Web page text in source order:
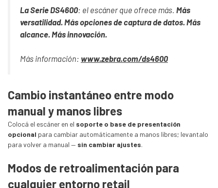
La Serie DS4600: el escáner que ofrece más. Más
versatilidad. Más opciones de captura de datos. Más
alcance. Más innovación.
Más información: www.zebra.com/ds4600
Cambio instantáneo entre modo
manual y manos libres
Colocá el escáner en el soporte o base de presentación
opcional para cambiar automáticamente a manos libres; levantalo
para volver a manual — sin cambiar ajustes.
Modos de retroalimentación para
cualquier entorno retail